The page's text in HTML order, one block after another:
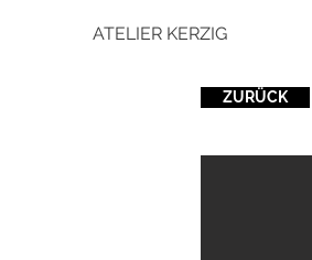
ATELIER KERZIG
ZURÜCK